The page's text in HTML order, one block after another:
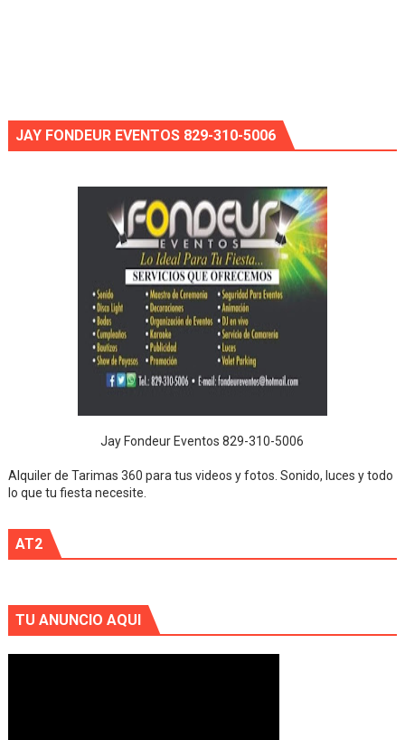
JAY FONDEUR EVENTOS 829-310-5006
Jay Fondeur Eventos 829-310-5006
Alquiler de Tarimas 360 para tus videos y fotos. Sonido, luces y todo
lo que tu fiesta necesite.
AT2
TU ANUNCIO AQUI